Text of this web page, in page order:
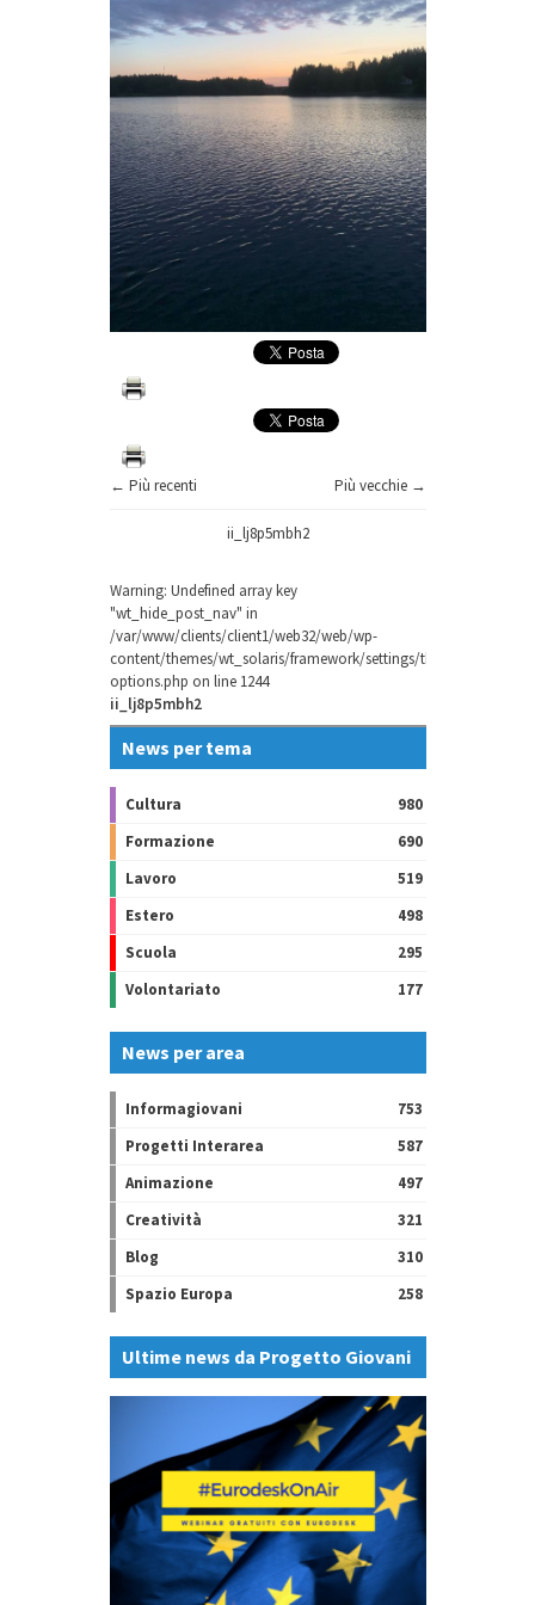
← Più recenti Più vecchie →
ii_lj8p5mbh2
Warning: Undefined array key
"wt_hide_post_nav" in
/var/www/clients/client1/web32/web/wp-
content/themes/wt_solaris/framework/settings/theme-
options.php on line 1244
ii_lj8p5mbh2
News per tema
Cultura
980
Formazione
690
Lavoro
519
Estero
498
Scuola
295
Volontariato
177
News per area
Informagiovani
753
Progetti Interarea
587
Animazione
497
Creatività
321
Blog
310
Spazio Europa
258
Ultime news da Progetto Giovani